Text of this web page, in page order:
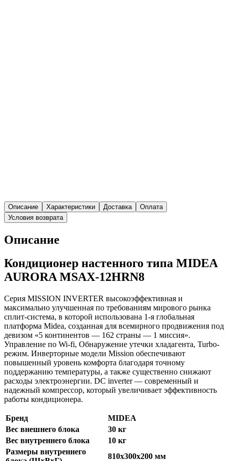
Описание Характеристики Доставка
Оплата
Условия возврата
Описание
Кондиционер настенного типа MIDEA
AURORA MSAX-12HRN8
Серия MISSION INVERTER высокоэффективная и
максимально улучшенная по требованиям мирового рынка
сплит-система, в которой использована 1-я глобальная
платформа Midea, созданная для всемирного продвижения под
девизом «5 континентов — 162 страны — 1 миссия».
Управление по Wi-fi, Обнаружение утечки хладагента, Turbo-
режим. Инверторные модели Mission обеспечивают
повышенный уровень комфорта благодаря точному
поддержанию температуры, а также существенно снижают
расходы электроэнергии. DC inverter — современный и
надежный компрессор, который увеличивает эффективность
работы кондиционера.
Бренд
MIDEA
Вес внешнего блока
30 кг
Вес внутреннего блока
10 кг
Размеры внутреннего
810x300x200 мм